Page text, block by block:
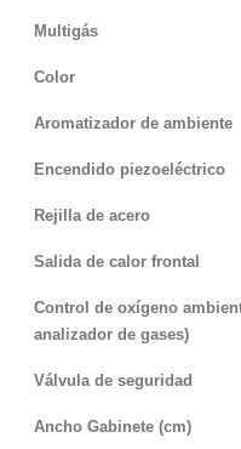
Multigás
Color
Aromatizador de ambiente
Encendido piezoeléctrico
Rejilla de acero
Salida de calor frontal
Control de oxígeno
analizador de gases)
Válvula de seguridad
Ancho Gabinete (cm)